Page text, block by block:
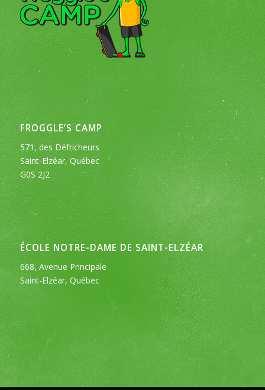
FROGGLE’S CAMP
571, des Défricheurs
Saint-Elzéar, Québec
G0S 2J2
ÉCOLE NOTRE-DAME DE SAINT-ELZÉAR
668, Avenue Principale
Saint-Elzéar, Québec